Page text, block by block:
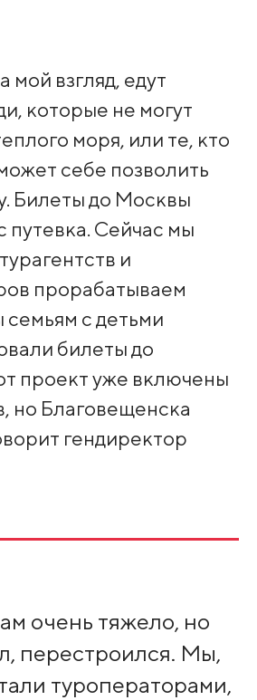
мой взгляд, едут
которые не могут
моря, или те, кто
себе позволить
Билеты до Москвы
путевка. Сейчас мы
и
прорабатываем
семьям с детьми
билеты до
проект уже включены
но Благовещенска
гендиректор
очень тяжело, но
перестроился. Мы,
туроператорами,